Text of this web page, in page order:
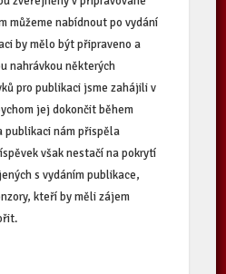
můžeme nabídnout po vydání
by mělo být připraveno a
nahrávkou některých
pro publikaci jsme zahájili v
jej dokončit během
publikaci nám přispěla
však nestačí na pokrytí
s vydáním publikace,
kteří by měli zájem